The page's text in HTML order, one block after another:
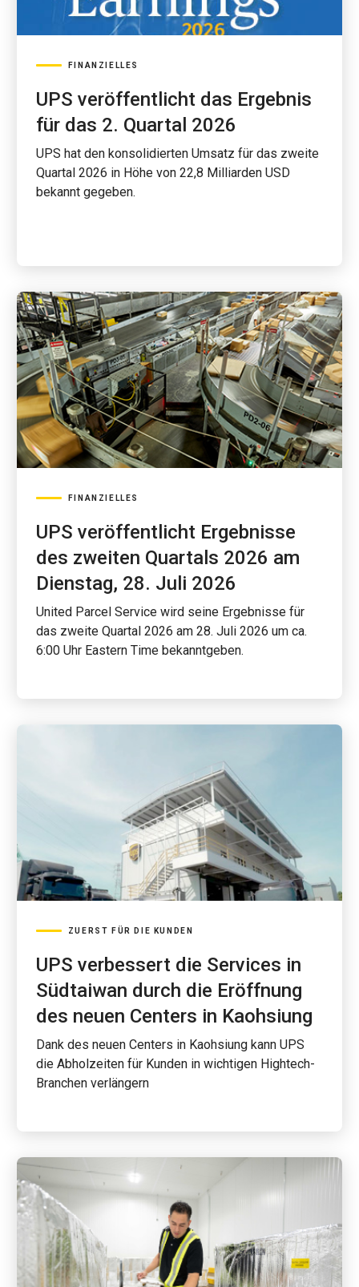
FINANZIELLES
UPS veröffentlicht das Ergebnis
für das 2. Quartal 2026
UPS hat den konsolidierten Umsatz für das zweite
Quartal 2026 in Höhe von 22,8 Milliarden USD
bekannt gegeben.
FINANZIELLES
UPS veröffentlicht Ergebnisse
des zweiten Quartals 2026 am
Dienstag, 28. Juli 2026
United Parcel Service wird seine Ergebnisse für
das zweite Quartal 2026 am 28. Juli 2026 um ca.
6:00 Uhr Eastern Time bekanntgeben.
ZUERST FÜR DIE KUNDEN
UPS verbessert die Services in
Südtaiwan durch die Eröffnung
des neuen Centers in Kaohsiung
Dank des neuen Centers in Kaohsiung kann UPS
die Abholzeiten für Kunden in wichtigen Hightech-
Branchen verlängern